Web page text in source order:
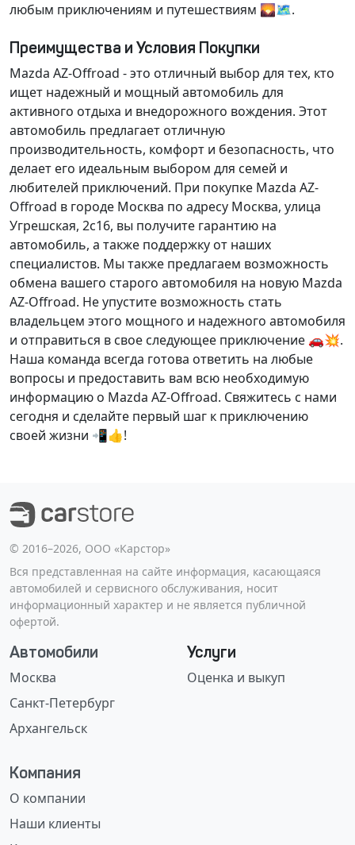
любым приключениям и путешествиям 🌄🗺️.
Преимущества и Условия Покупки
Mazda AZ-Offroad - это отличный выбор для тех, кто
ищет надежный и мощный автомобиль для
активного отдыха и внедорожного вождения. Этот
автомобиль предлагает отличную
производительность, комфорт и безопасность, что
делает его идеальным выбором для семей и
любителей приключений. При покупке Mazda AZ-
Offroad в городе Москва по адресу Москва, улица
Угрешская, 2с16, вы получите гарантию на
автомобиль, а также поддержку от наших
специалистов. Мы также предлагаем возможность
обмена вашего старого автомобиля на новую Mazda
AZ-Offroad. Не упустите возможность стать
владельцем этого мощного и надежного автомобиля
и отправиться в свое следующее приключение 🚗💥.
Наша команда всегда готова ответить на любые
вопросы и предоставить вам всю необходимую
информацию о Mazda AZ-Offroad. Свяжитесь с нами
сегодня и сделайте первый шаг к приключению
своей жизни 📲👍!
©️ 2016–2026, ООО «Карстор»
Вся представленная на сайте информация, касающаяся
автомобилей и сервисного обслуживания, носит
информационный характер и не является публичной
офертой.
Автомобили
Москва
Санкт-Петербург
Архангельск
Услуги
Оценка и выкуп
Компания
О компании
Наши клиенты